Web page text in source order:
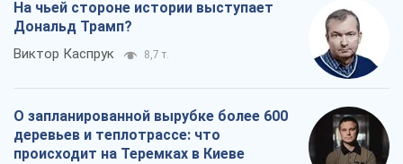
На чьей стороне истории выступает
Дональд Трамп?
Виктор Каспрук 8,7 т.
О запланированной вырубке более 600
деревьев и теплотрассе: что
происходит на Теремках в Киеве